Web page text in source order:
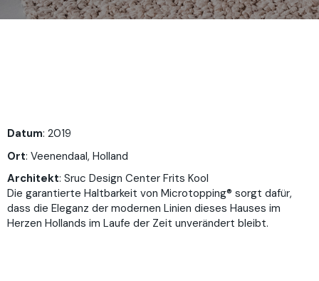
Datum: 2019
Ort: Veenendaal, Holland
Architekt: Sruc Design Center Frits Kool
Die garantierte Haltbarkeit von Microtopping® sorgt dafür,
dass die Eleganz der modernen Linien dieses Hauses im
Herzen Hollands im Laufe der Zeit unverändert bleibt.